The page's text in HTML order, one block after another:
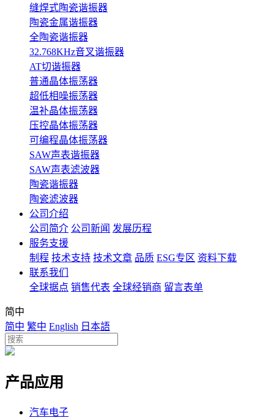
缝焊式陶瓷谐振器
陶瓷金属谐振器
全陶瓷谐振器
32.768KHz音叉谐振器
AT切谐振器
普通晶体振荡器
超低相噪振荡器
温补晶体振荡器
压控晶体振荡器
可编程晶体振荡器
SAW声表谐振器
SAW声表滤波器
陶瓷谐振器
陶瓷滤波器
公司介绍
公司简介 公司新闻 发展历程
服务支援
制程 技术支持 技术文章 品质 ESG专区 资料下载
联系我们
全球据点 销售代表 全球经销商 留言表单
简中
简中 繁中 English 日本語
产品应用
汽车电子